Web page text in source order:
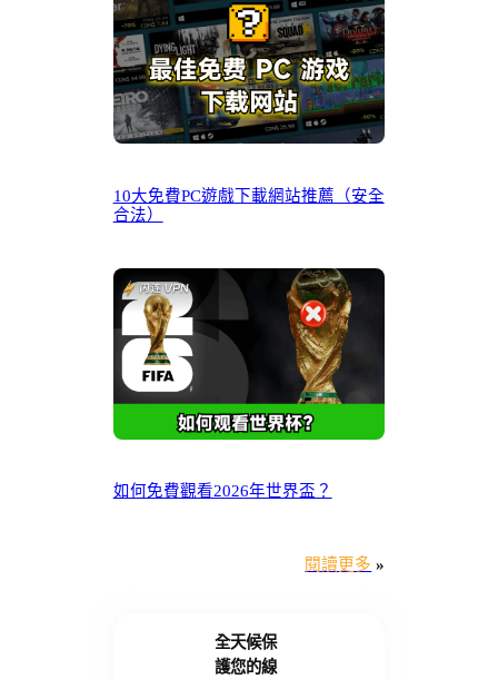
10大免費PC遊戲下載網站推薦（安全
合法）
如何免費觀看2026年世界盃？
閱讀更多 »
全天候保
護您的線